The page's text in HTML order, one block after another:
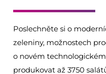
Poslechněte si o
zeleniny, možnostech
o novém
produkovat až 3750